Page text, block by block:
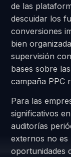
de las
descuidar los
conversiones
bien
supervisión
bases sobre
campaña PPC
Para las
significativos
auditorías
externos no es
oportunidades